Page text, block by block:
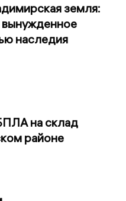
земля:
наследия
на склад
районе